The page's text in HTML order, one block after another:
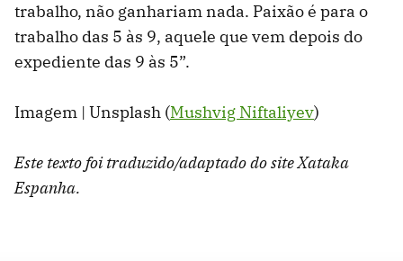
trabalho, não ganhariam nada. Paixão é para o
trabalho das 5 às 9, aquele que vem depois do
expediente das 9 às 5”.
Imagem | Unsplash (Mushvig Niftaliyev)
Este texto foi traduzido/adaptado do site Xataka
Espanha.